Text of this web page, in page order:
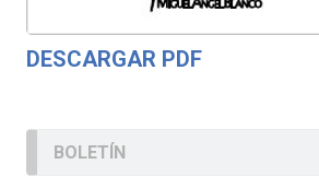
DESCARGAR PDF
BOLETÍN